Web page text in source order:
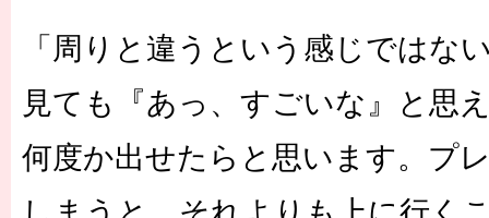
「周りと違うという感じではな
見ても『あっ、すごいな』と思
何度か出せたらと思います。プ